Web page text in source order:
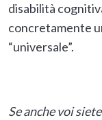
disabilità
concretamente
“universale”.
Se anche voi